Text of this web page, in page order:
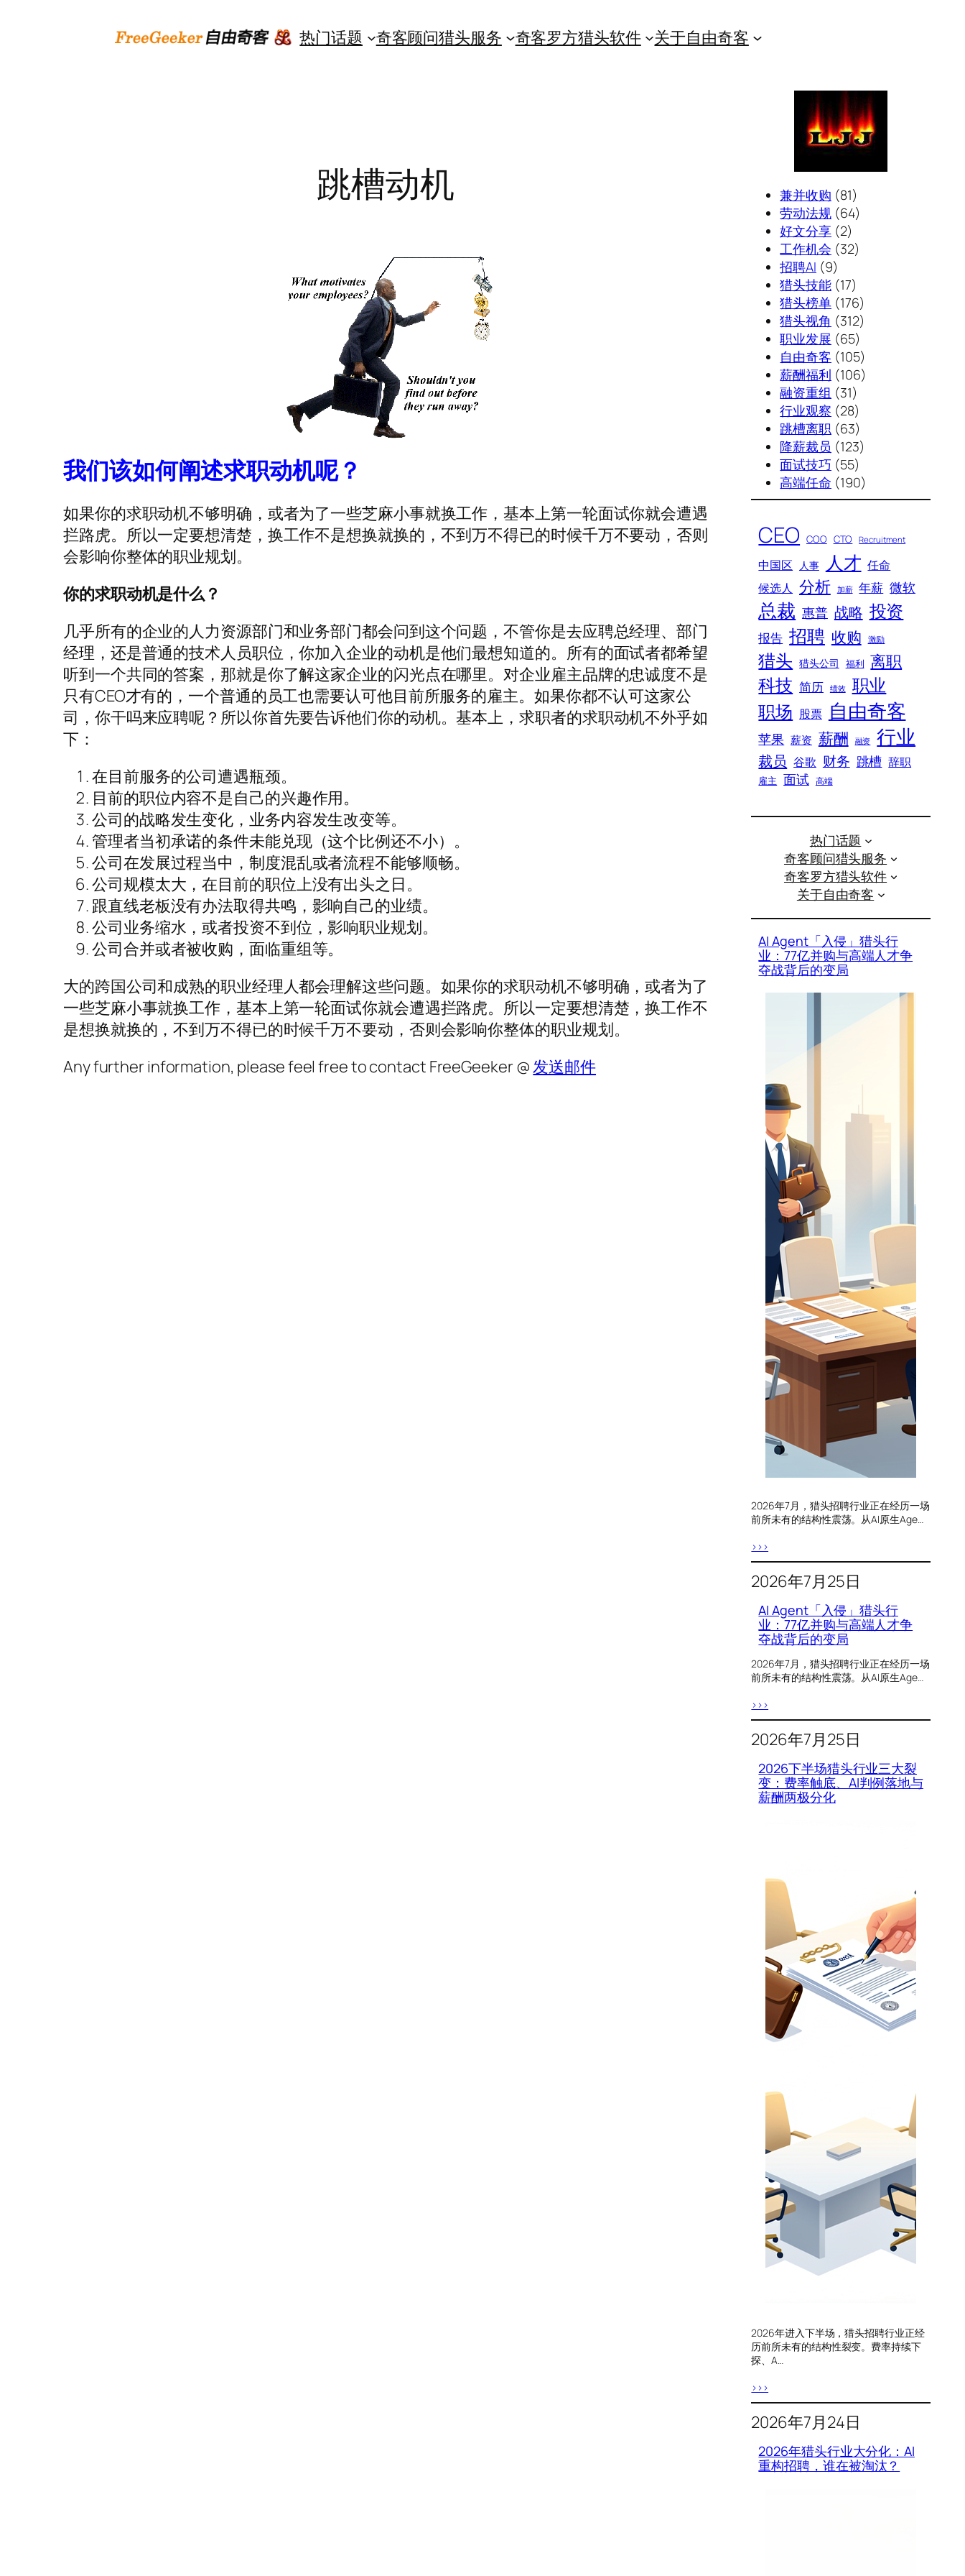
热门话题 奇客顾问猎头服务 奇客罗方猎头软件 关于自由奇客
跳槽动机
我们该如何阐述求职动机呢？
如果你的求职动机不够明确，或者为了一些芝麻小事就换工作，基本上第一轮面试你就会遭遇
拦路虎。所以一定要想清楚，换工作不是想换就换的，不到万不得已的时候千万不要动，否则
会影响你整体的职业规划。
你的求职动机是什么？
几乎所有的企业的人力资源部门和业务部门都会问到这个问题，不管你是去应聘总经理、部门
经理，还是普通的技术人员职位，你加入企业的动机是他们最想知道的。所有的面试者都希望
听到一个共同的答案，那就是你了解这家企业的闪光点在哪里。对企业雇主品牌的忠诚度不是
只有CEO才有的，一个普通的员工也需要认可他目前所服务的雇主。如果你都不认可这家公
司，你干吗来应聘呢？所以你首先要告诉他们你的动机。基本上，求职者的求职动机不外乎如
下：
在目前服务的公司遭遇瓶颈。
目前的职位内容不是自己的兴趣作用。
公司的战略发生变化，业务内容发生改变等。
管理者当初承诺的条件未能兑现（这个比例还不小）。
公司在发展过程当中，制度混乱或者流程不能够顺畅。
公司规模太大，在目前的职位上没有出头之日。
跟直线老板没有办法取得共鸣，影响自己的业绩。
公司业务缩水，或者投资不到位，影响职业规划。
公司合并或者被收购，面临重组等。
大的跨国公司和成熟的职业经理人都会理解这些问题。如果你的求职动机不够明确，或者为了
一些芝麻小事就换工作，基本上第一轮面试你就会遭遇拦路虎。所以一定要想清楚，换工作不
是想换就换的，不到万不得已的时候千万不要动，否则会影响你整体的职业规划。
Any further information, please feel free to contact FreeGeeker @发送邮件
兼并收购 (81)
劳动法规 (64)
好文分享 (2)
工作机会 (32)
招聘AI (9)
猎头技能 (17)
猎头榜单 (176)
猎头视角 (312)
职业发展 (65)
自由奇客 (105)
薪酬福利 (106)
融资重组 (31)
行业观察 (28)
跳槽离职 (63)
降薪裁员 (123)
面试技巧 (55)
高端任命 (190)
CEO COO CTO Recruitment
中国区 人事 人才 任命
候选人 分析 加薪 年薪 微软
总裁 惠普 战略 投资
报告 招聘 收购 激励
猎头 猎头公司 福利 离职
科技 简历 绩效 职业
职场 股票 自由奇客
苹果 薪资 薪酬 融资 行业
裁员 谷歌 财务 跳槽 辞职
雇主 面试 高端
热门话题
奇客顾问猎头服务
奇客罗方猎头软件
关于自由奇客
AI Agent「入侵」猎头行
业：77亿并购与高端人才争
夺战背后的变局
2026年7月，猎头招聘行业正在经历一场
前所未有的结构性震荡。从AI原生Age…
>>>
2026年7月25日
AI Agent「入侵」猎头行
业：77亿并购与高端人才争
夺战背后的变局
2026年7月，猎头招聘行业正在经历一场
前所未有的结构性震荡。从AI原生Age…
>>>
2026年7月25日
2026下半场猎头行业三大裂
变：费率触底、AI判例落地与
薪酬两极分化
2026年进入下半场，猎头招聘行业正经
历前所未有的结构性裂变。费率持续下
探、A…
>>>
2026年7月24日
2026年猎头行业大分化：AI
重构招聘，谁在被淘汰？